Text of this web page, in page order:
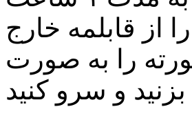
از قابلمه خارج
را به صورت